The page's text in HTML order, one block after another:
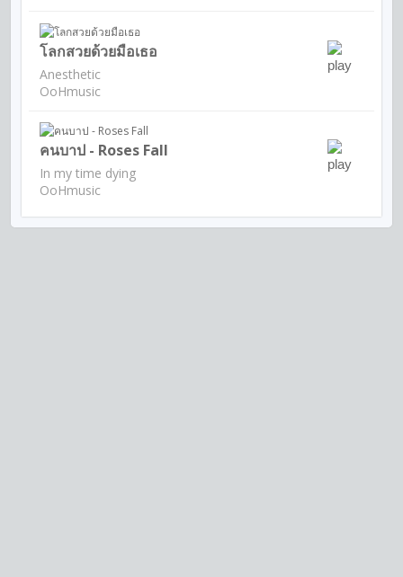
โลกสวยด้วยมือเธอ
Anesthetic
OoHmusic
คนบาป - Roses Fall
In my time dying
OoHmusic